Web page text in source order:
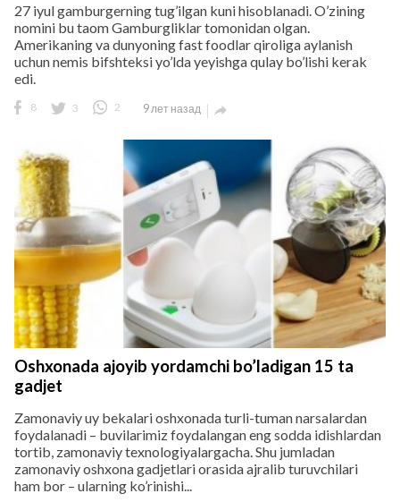
27 iyul gamburgerning tug’ilgan kuni hisoblanadi. O’zining
nomini bu taom Gamburgliklar tomonidan olgan.
Amerikaning va dunyoning fast foodlar qiroliga aylanish
uchun nemis bifshteksi yo’lda yeyishga qulay bo’lishi kerak
edi.
8 3 2 9 лет назад 
Oshxonada ajoyib yordamchi bo’ladigan 15 ta
gadjet
Zamonaviy uy bekalari oshxonada turli-tuman narsalardan
foydalanadi – buvilarimiz foydalangan eng sodda idishlardan
tortib, zamonaviy texnologiyalargacha. Shu jumladan
zamonaviy oshxona gadjetlari orasida ajralib turuvchilari
ham bor – ularning ko’rinishi...